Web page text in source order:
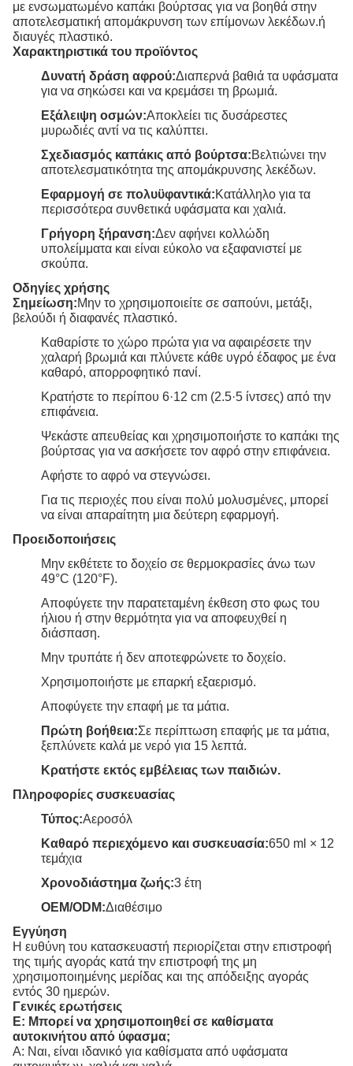
με ενσωματωμένο καπάκι βούρτσας για να βοηθά στην
αποτελεσματική απομάκρυνση των επίμονων λεκέδων.ή
διαυγές πλαστικό.
Χαρακτηριστικά του προϊόντος
Δυνατή δράση αφρού:Διαπερνά βαθιά τα υφάσματα
για να σηκώσει και να κρεμάσει τη βρωμιά.
Εξάλειψη οσμών:Αποκλείει τις δυσάρεστες
μυρωδιές αντί να τις καλύπτει.
Σχεδιασμός καπάκις από βούρτσα:Βελτιώνει την
αποτελεσματικότητα της απομάκρυνσης λεκέδων.
Εφαρμογή σε πολυϋφαντικά:Κατάλληλο για τα
περισσότερα συνθετικά υφάσματα και χαλιά.
Γρήγορη ξήρανση:Δεν αφήνει κολλώδη
υπολείμματα και είναι εύκολο να εξαφανιστεί με
σκούπα.
Οδηγίες χρήσης
Σημείωση:Μην το χρησιμοποιείτε σε σαπούνι, μετάξι,
βελούδι ή διαφανές πλαστικό.
Καθαρίστε το χώρο πρώτα για να αφαιρέσετε την
χαλαρή βρωμιά και πλύνετε κάθε υγρό έδαφος με ένα
καθαρό, απορροφητικό πανί.
Κρατήστε το περίπου 6·12 cm (2.5·5 ίντσες) από την
επιφάνεια.
Ψεκάστε απευθείας και χρησιμοποιήστε το καπάκι της
βούρτσας για να ασκήσετε τον αφρό στην επιφάνεια.
Αφήστε το αφρό να στεγνώσει.
Για τις περιοχές που είναι πολύ μολυσμένες, μπορεί
να είναι απαραίτητη μια δεύτερη εφαρμογή.
Προειδοποιήσεις
Μην εκθέτετε το δοχείο σε θερμοκρασίες άνω των
49°C (120°F).
Αποφύγετε την παρατεταμένη έκθεση στο φως του
ήλιου ή στην θερμότητα για να αποφευχθεί η
διάσπαση.
Μην τρυπάτε ή δεν αποτεφρώνετε το δοχείο.
Χρησιμοποιήστε με επαρκή εξαερισμό.
Αποφύγετε την επαφή με τα μάτια.
Πρώτη βοήθεια:Σε περίπτωση επαφής με τα μάτια,
ξεπλύνετε καλά με νερό για 15 λεπτά.
Κρατήστε εκτός εμβέλειας των παιδιών.
Πληροφορίες συσκευασίας
Τύπος:Αεροσόλ
Καθαρό περιεχόμενο και συσκευασία:650 ml × 12
τεμάχια
Χρονοδιάστημα ζωής:3 έτη
OEM/ODM:Διαθέσιμο
Εγγύηση
Η ευθύνη του κατασκευαστή περιορίζεται στην επιστροφή
της τιμής αγοράς κατά την επιστροφή της μη
χρησιμοποιημένης μερίδας και της απόδειξης αγοράς
εντός 30 ημερών.
Γενικές ερωτήσεις
Ε: Μπορεί να χρησιμοποιηθεί σε καθίσματα
αυτοκινήτου από ύφασμα;
Α: Ναι, είναι ιδανικό για καθίσματα από υφάσματα